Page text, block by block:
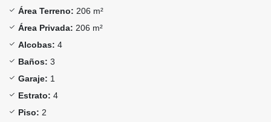
Área Terreno: 206 m²
Área Privada: 206 m²
Alcobas: 4
Baños: 3
Garaje: 1
Estrato: 4
Piso: 2